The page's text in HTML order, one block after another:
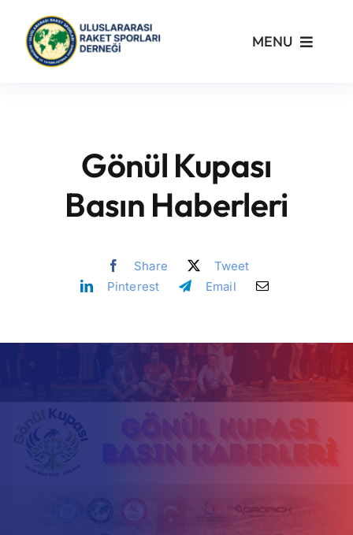
content
MENU
Turnuvalar
Blog
Gönül Kupası
Basın Haberleri
Share
Tweet
Pinterest
Email